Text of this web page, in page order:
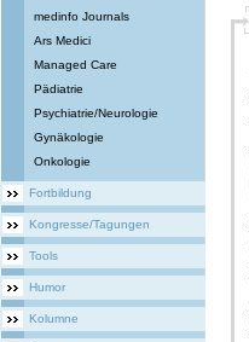
medinfo Journals
Ars Medici
Managed Care
Pädiatrie
Psychiatrie/Neurologie
Gynäkologie
Onkologie
Fortbildung
Kongresse/Tagungen
Tools
Humor
Kolumne